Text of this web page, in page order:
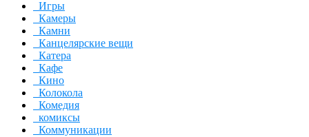
Игры
Камеры
Камни
Канцелярские вещи
Катера
Кафе
Кино
Колокола
Комедия
комиксы
Коммуникации